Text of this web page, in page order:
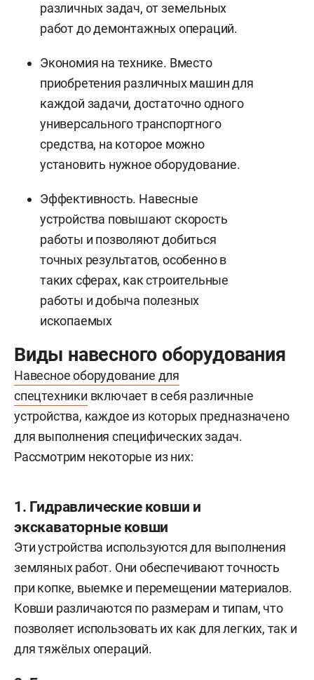
различных задач, от земельных
работ до демонтажных операций.
Экономия на технике. Вместо
приобретения различных машин для
каждой задачи, достаточно одного
универсального транспортного
средства, на которое можно
установить нужное оборудование.
Эффективность. Навесные
устройства повышают скорость
работы и позволяют добиться
точных результатов, особенно в
таких сферах, как строительные
работы и добыча полезных
ископаемых
Виды навесного оборудования
Навесное оборудование для
спецтехники включает в себя различные
устройства, каждое из которых предназначено
для выполнения специфических задач.
Рассмотрим некоторые из них:
1. Гидравлические ковши и
экскаваторные ковши
Эти устройства используются для выполнения
земляных работ. Они обеспечивают точность
при копке, выемке и перемещении материалов.
Ковши различаются по размерам и типам, что
позволяет использовать их как для легких, так и
для тяжёлых операций.